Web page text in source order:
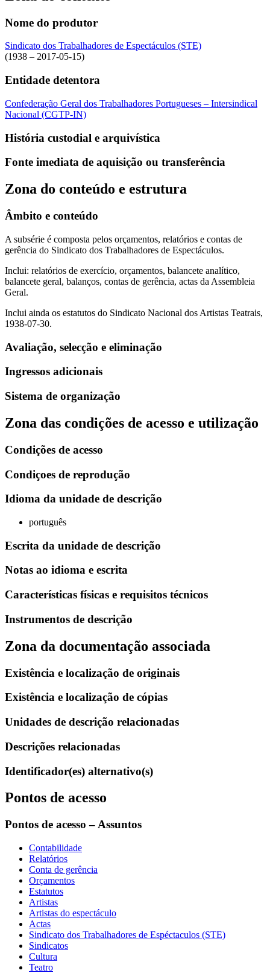
Nome do produtor
Sindicato dos Trabalhadores de Espectáculos (STE)
(1938 – 2017-05-15)
Entidade detentora
Confederação Geral dos Trabalhadores Portugueses – Intersindical
Nacional (CGTP-IN)
História custodial e arquivística
Fonte imediata de aquisição ou transferência
Zona do conteúdo e estrutura
Âmbito e conteúdo
A subsérie é composta pelos orçamentos, relatórios e contas de
gerência do Sindicato dos Trabalhadores de Espectáculos.
Inclui: relatórios de exercício, orçamentos, balancete analítico,
balancete geral, balanços, contas de gerência, actas da Assembleia
Geral.
Inclui ainda os estatutos do Sindicato Nacional dos Artistas Teatrais,
1938-07-30.
Avaliação, selecção e eliminação
Ingressos adicionais
Sistema de organização
Zona das condições de acesso e utilização
Condições de acesso
Condiçoes de reprodução
Idioma da unidade de descrição
português
Escrita da unidade de descrição
Notas ao idioma e escrita
Características físicas e requisitos técnicos
Instrumentos de descrição
Zona da documentação associada
Existência e localização de originais
Existência e localização de cópias
Unidades de descrição relacionadas
Descrições relacionadas
Identificador(es) alternativo(s)
Pontos de acesso
Pontos de acesso – Assuntos
Contabilidade
Relatórios
Conta de gerência
Orçamentos
Estatutos
Artistas
Artistas do espectáculo
Actas
Sindicato dos Trabalhadores de Espéctaculos (STE)
Sindicatos
Cultura
Teatro